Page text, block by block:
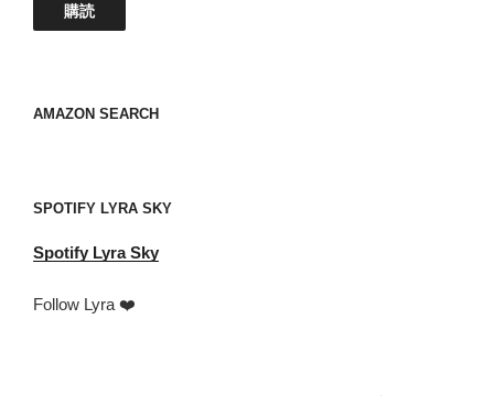
ド
your
購読
AMAZON SEARCH
SPOTIFY LYRA SKY
Spotify Lyra Sky
Follow Lyra ❤️